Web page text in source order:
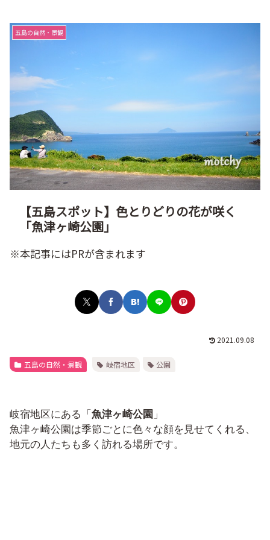
【五島スポット】色とりどりの花が咲く
「魚津ヶ崎公園」
※本記事にはPRが含まれます
五島の自然・景観
2021.09.08
五島の自然・景観 岐宿地区 公園
岐宿地区にある「魚津ヶ崎公園 」
魚津ヶ崎公園は季節ごとに色々な顔を見せてくれる、
地元の人たちも多く訪れる場所です。